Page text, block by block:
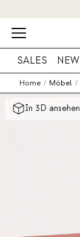
SALES NEW
Home / Möbel /
In 3D ansehen